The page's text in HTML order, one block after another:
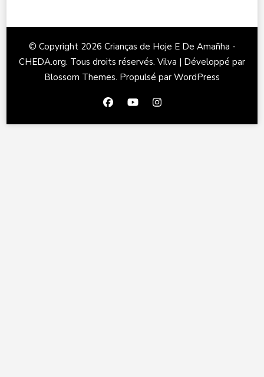
© Copyright 2026 Crianças de Hoje E De Amañha -
CHEDA.org. Tous droits réservés. Vilva | Développé par
Blossom Themes. Propulsé par WordPress